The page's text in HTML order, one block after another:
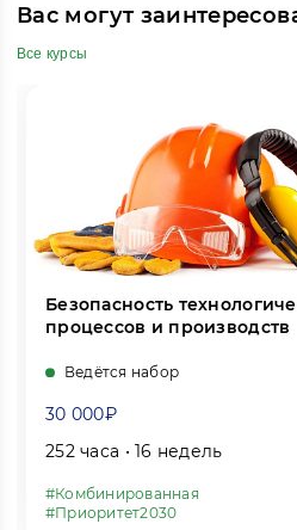
Вас могут
Все курсы
Безопасность
процессов и производств
Ведётся набор
30 000₽
252 часа • 16 недель
#Комбинированная
#Приоритет2030